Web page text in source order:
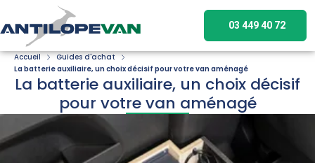
03 449 40 72
Accueil
Guides d'achat
La batterie auxiliaire, un choix décisif pour votre van aménagé
La batterie auxiliaire, un choix décisif
pour votre van aménagé